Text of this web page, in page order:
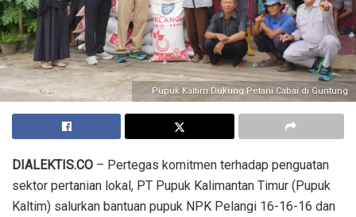
Pupuk Kaltim Dukung Petani Cabai di Guntung
DIALEKTIS.CO – Pertegas komitmen terhadap penguatan
sektor pertanian lokal, PT Pupuk Kalimantan Timur (Pupuk
Kaltim) salurkan bantuan pupuk NPK Pelangi 16-16-16 dan